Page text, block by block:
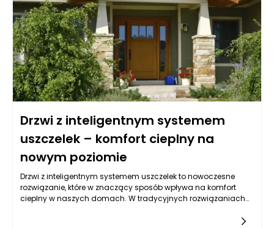
Drzwi z inteligentnym systemem
uszczelek – komfort cieplny na
nowym poziomie
Drzwi z inteligentnym systemem uszczelek to nowoczesne
rozwiązanie, które w znaczący sposób wpływa na komfort
cieplny w naszych domach. W tradycyjnych rozwiązaniach
warunków atmosferycznych, co prowadziło do powstawania